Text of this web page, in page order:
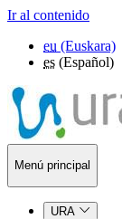
Ir al contenido
eu (Euskara)
es (Español)
Menú principal
URA